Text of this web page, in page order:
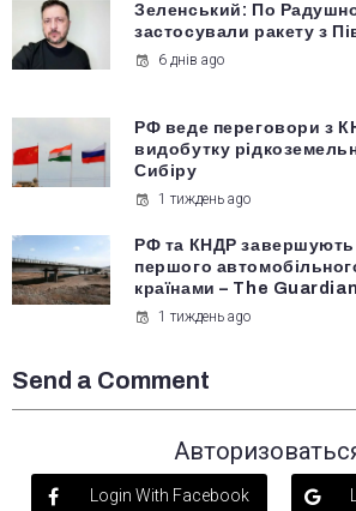
Зеленський: По
застосували ракету з
6 днів ago
РФ веде переговори з
видобутку
Сибіру
1 тиждень ago
РФ та КНДР завершують
першого
країнами – The Guardian
1 тиждень ago
Send a Comment
Login With Facebook